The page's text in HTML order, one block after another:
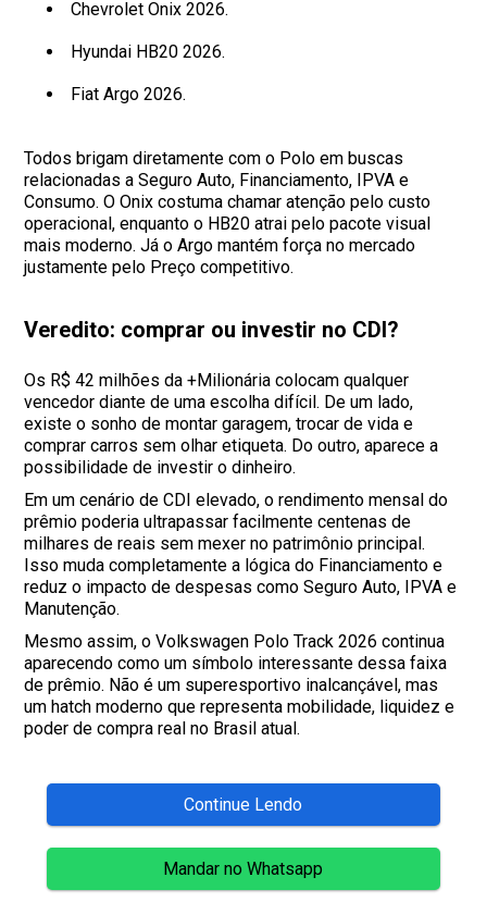
Chevrolet Onix 2026.
Hyundai HB20 2026.
Fiat Argo 2026.
Todos brigam diretamente com o Polo em buscas
relacionadas a Seguro Auto, Financiamento, IPVA e
Consumo. O Onix costuma chamar atenção pelo custo
operacional, enquanto o HB20 atrai pelo pacote visual
mais moderno. Já o Argo mantém força no mercado
justamente pelo Preço competitivo.
Veredito: comprar ou investir no CDI?
Os R$ 42 milhões da +Milionária colocam qualquer
vencedor diante de uma escolha difícil. De um lado,
existe o sonho de montar garagem, trocar de vida e
comprar carros sem olhar etiqueta. Do outro, aparece a
possibilidade de investir o dinheiro.
Em um cenário de CDI elevado, o rendimento mensal do
prêmio poderia ultrapassar facilmente centenas de
milhares de reais sem mexer no patrimônio principal.
Isso muda completamente a lógica do Financiamento e
reduz o impacto de despesas como Seguro Auto, IPVA e
Manutenção.
Mesmo assim, o Volkswagen Polo Track 2026 continua
aparecendo como um símbolo interessante dessa faixa
de prêmio. Não é um superesportivo inalcançável, mas
um hatch moderno que representa mobilidade, liquidez e
poder de compra real no Brasil atual.
Continue Lendo
Mandar no Whatsapp